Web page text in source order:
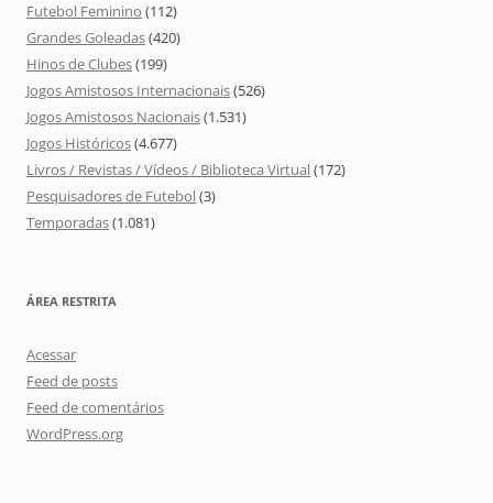
Futebol Feminino (112)
Grandes Goleadas(420)
Hinos de Clubes(199)
Jogos Amistosos Internacionais(526)
Jogos Amistosos Nacionais(1.531)
Jogos Históricos(4.677)
Livros / Revistas / Vídeos / Biblioteca Virtual(172)
Pesquisadores de Futebol(3)
Temporadas(1.081)
ÁREA RESTRITA
Acessar
Feed de posts
Feed de comentários
WordPress.org